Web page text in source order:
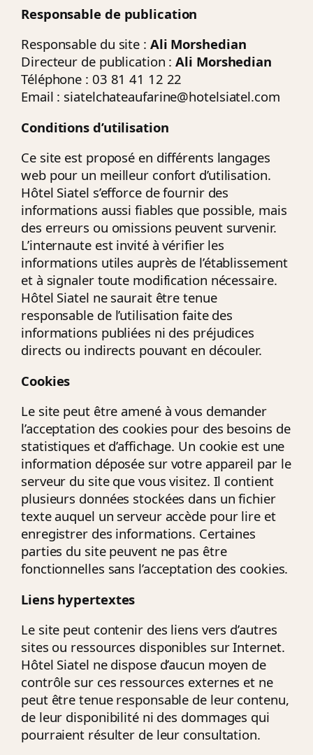
Responsable de publication
Responsable du site : Ali Morshedian
Directeur de publication :Ali Morshedian
Téléphone : 03 81 41 12 22
Email : siatelchateaufarine@hotelsiatel.com
Conditions d’utilisation
Ce site est proposé en différents langages
web pour un meilleur confort d’utilisation.
Hôtel Siatel s’efforce de fournir des
informations aussi fiables que possible, mais
des erreurs ou omissions peuvent survenir.
L’internaute est invité à vérifier les
informations utiles auprès de l’établissement
et à signaler toute modification nécessaire.
Hôtel Siatel ne saurait être tenue
responsable de l’utilisation faite des
informations publiées ni des préjudices
directs ou indirects pouvant en découler.
Cookies
Le site peut être amené à vous demander
l’acceptation des cookies pour des besoins de
statistiques et d’affichage. Un cookie est une
information déposée sur votre appareil par le
serveur du site que vous visitez. Il contient
plusieurs données stockées dans un fichier
texte auquel un serveur accède pour lire et
enregistrer des informations. Certaines
parties du site peuvent ne pas être
fonctionnelles sans l’acceptation des cookies.
Liens hypertextes
Le site peut contenir des liens vers d’autres
sites ou ressources disponibles sur Internet.
Hôtel Siatel ne dispose d’aucun moyen de
contrôle sur ces ressources externes et ne
peut être tenue responsable de leur contenu,
de leur disponibilité ni des dommages qui
pourraient résulter de leur consultation.